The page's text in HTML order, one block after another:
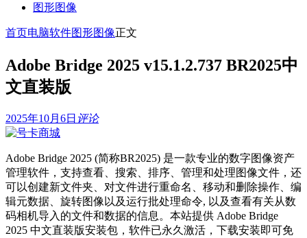
图形图像
首页电脑软件图形图像正文
Adobe Bridge 2025 v15.1.2.737 BR2025中
文直装版
2025年10月6日 评论
Adobe Bridge 2025 (简称BR2025) 是一款专业的数字图像资产
管理软件，支持查看、搜索、排序、管理和处理图像文件，还
可以创建新文件夹、对文件进行重命名、移动和删除操作、编
辑元数据、旋转图像以及运行批处理命令, 以及查看有关从数
码相机导入的文件和数据的信息。本站提供 Adobe Bridge
2025 中文直装版安装包，软件已永久激活，下载安装即可免